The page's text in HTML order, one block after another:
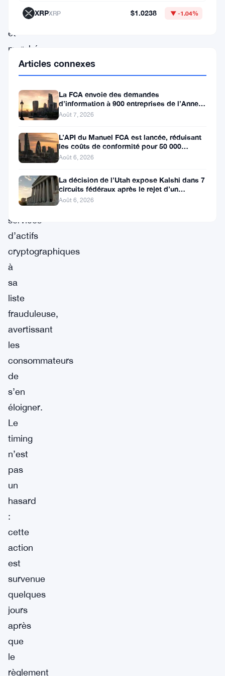
services
et
marchés
financiers
FSMA
ajouté
prestataires
services
d’actifs
cryptographiques
à
sa
liste
frauduleuse,
avertissant
les
consommateurs
de
s’en
éloigner.
Le
timing
n’est
pas
un
hasard
:
cette
action
est
survenue
quelques
jours
après
que
le
règlement
XRPXRP $1.0238 ▼ -1.04%
Articles connexes
La FCA envoie des demandes
d’information à 900 entreprises de l’Annexe
1 contre le blanchiment
Août 7, 2026
L’API du Manuel FCA est lancée, réduisant
les coûts de conformité pour 50 000
entreprises britanniques
Août 6, 2026
La décision de l’Utah expose Kalshi dans 7
circuits fédéraux après le rejet d’un
bouclier fédéral
Août 6, 2026